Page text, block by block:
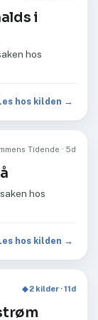
i
hos
hos kilden →
Tidende · 5d
hos
hos kilden →
◆ 2 kilder · 11d